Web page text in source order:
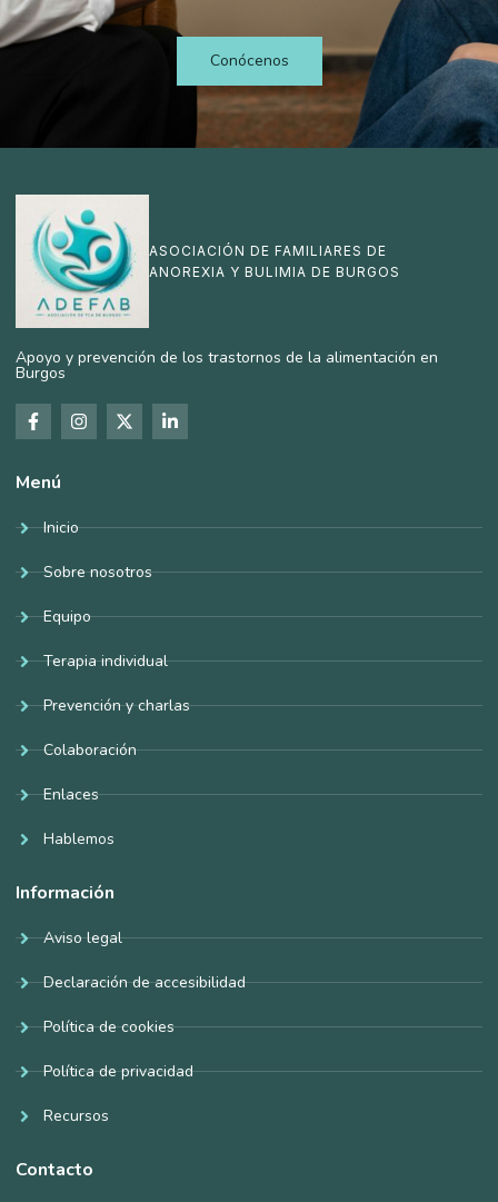
Conócenos
ASOCIACIÓN DE FAMILIARES DE
ANOREXIA Y BULIMIA DE BURGOS
Apoyo y prevención de los trastornos de la alimentación en
Burgos
Menú
Inicio
Sobre nosotros
Equipo
Terapia individual
Prevención y charlas
Colaboración
Enlaces
Hablemos
Información
Aviso legal
Declaración de accesibilidad
Política de cookies
Política de privacidad
Recursos
Contacto